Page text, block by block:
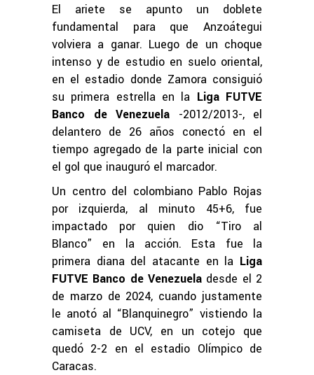
El ariete se apunto un doblete
fundamental para que Anzoátegui
volviera a ganar. Luego de un choque
intenso y de estudio en suelo oriental,
en el estadio donde Zamora consiguió
su primera estrella en la Liga FUTVE
Banco de Venezuela -2012/2013-, el
delantero de 26 años conectó en el
tiempo agregado de la parte inicial con
el gol que inauguró el marcador.
Un centro del colombiano Pablo Rojas
por izquierda, al minuto 45+6, fue
impactado por quien dio “Tiro al
Blanco” en la acción. Esta fue la
primera diana del atacante en la Liga
FUTVE Banco de Venezuela desde el 2
de marzo de 2024, cuando justamente
le anotó al “Blanquinegro” vistiendo la
camiseta de UCV, en un cotejo que
quedó 2-2 en el estadio Olímpico de
Caracas.